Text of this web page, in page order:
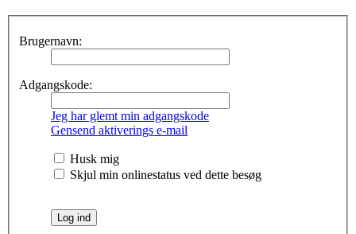
Brugernavn:
Adgangskode:
Jeg har glemt min adgangskode
Gensend aktiverings e-mail
Husk mig
Skjul min onlinestatus ved dette besøg